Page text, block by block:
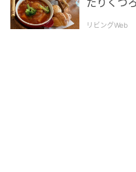
参加店舗：
リビングWeb